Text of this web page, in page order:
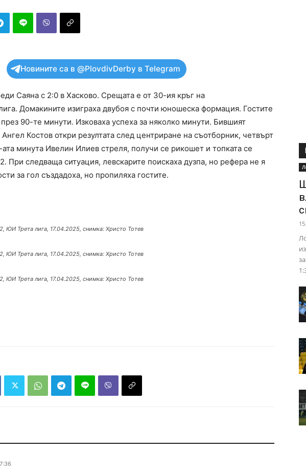
Новините са в @PlovdivDerby в Telegram
Саяна с 2:0 в Хасково. Срещата е от 30-ия кръг на
Домакините изиграха двубоя с почти юношеска формация. Гостите
90-те минути. Изковаха успеха за няколко минути. Бившият
Костов откри резултата след центриране на съотборник, четвърт
минута Ивелин Илиев стреля, получи се рикошет и топката се
При следваща ситуация, левскарите поискаха дузпа, но рефера не я
за гол създадоха, но пропиляха гостите.
ЮИ Трета лига, 17.04.2025, снимка: Христо Тотев
ЮИ Трета лига, 17.04.2025, снимка: Христо Тотев
ЮИ Трета лига, 17.04.2025, снимка: Христо Тотев